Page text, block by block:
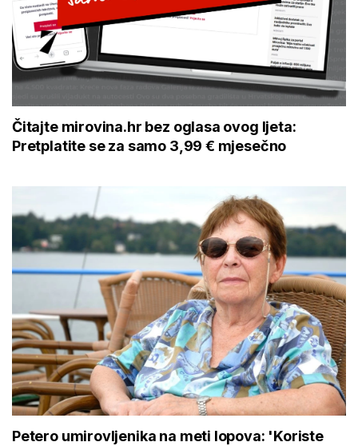
Čitajte mirovina.hr bez oglasa ovog ljeta:
Pretplatite se za samo 3,99 € mjesečno
Petero umirovljenika na meti lopova: 'Koriste